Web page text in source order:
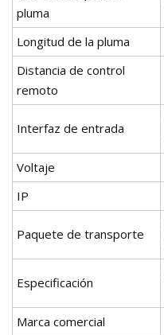
pluma
Longitud de la pluma
Distancia de control
remoto
Interfaz de entrada
Voltaje
IP
Paquete de transporte
Especificación
Marca comercial